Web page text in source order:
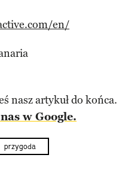
en/
nasz artykuł do końca.
w Google.
przygoda